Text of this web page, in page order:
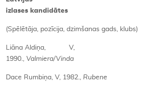
izlases kandidātes
(Spēlētāja, pozīcija, dzimšanas gads, klubs)
Liāna Aldiņa, V,
1990., Valmiera/Vinda
Dace Rumbiņa, V, 1982., Rubene